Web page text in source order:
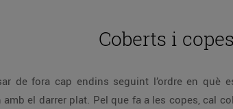
Coberts i copes
de fora cap endins seguint l’ordre en què
amb el darrer plat. Pel que fa a les copes, cal